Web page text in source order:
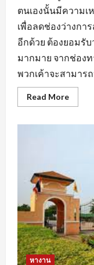
ตนเองนั้นมีความ
เพื่อลดช่องว่างกา
อีกด้วย ต้องยอมรั
มากมาย จากช่อง
พวกเค้าจะสามาร
Read MoreRead
more
หา
งาน
บัญชี
ตลอด
จน
การ
หา
ข้อมูล
จาก
แหล่ง
ต่างๆ
หางาน